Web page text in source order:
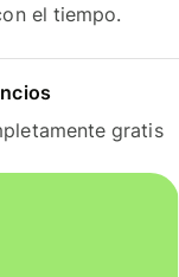
el tiempo.
gratis